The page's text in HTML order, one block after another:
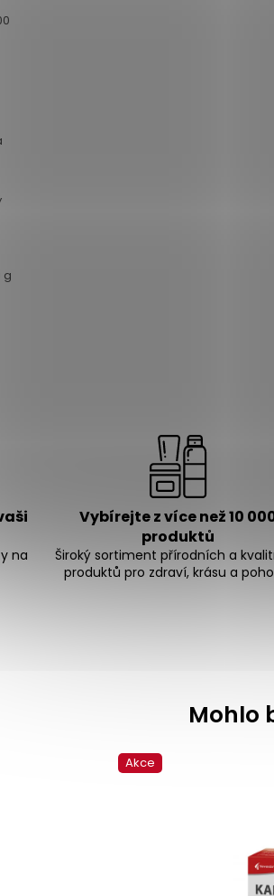
g
na
Vybírejte z více než 10
produktů
Široký sortiment přírodních a
produktů pro zdraví, krásu a
Mohlo
Akce